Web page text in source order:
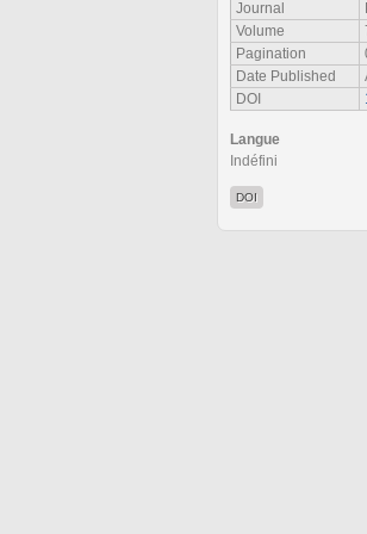
Journal
Volume
Pagination
Date Published
DOI
Langue
Indéfini
DOI